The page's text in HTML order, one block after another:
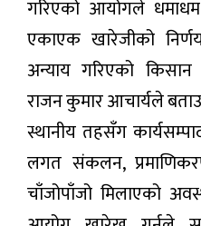
गरिएको आयोगले
एकाएक खारेजीको
अन्याय गरिएको
राजन कुमार आचार्यले
स्थानीय तहसँग
लगत संकलन,
चाँजोपाँजो मिलाएको